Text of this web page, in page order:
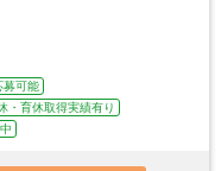
募可能
・育休取得実績有り